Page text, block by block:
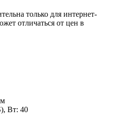
только для интернет-
отличаться от цен в
Вт: 40